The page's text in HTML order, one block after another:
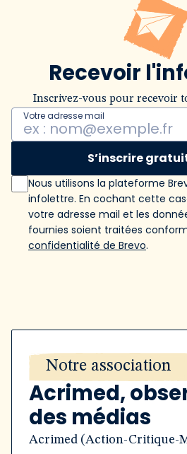
Recevoir
Inscrivez-vous pour recevoir
Votre adresse mail
S’inscrire
Nous utilisons la plateforme
infolettre. En cochant cette
votre adresse mail et les
fournies soient traitées
confidentialité de Brevo.
Notre association
Acrimed,
des médias
Acrimed (Action-Critique-